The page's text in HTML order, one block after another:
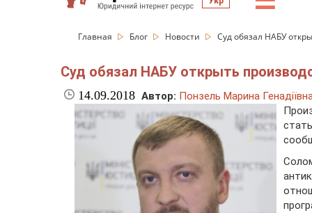
Главная Блог Новости Суд обязал НАБУ
Суд обязал НАБУ открыть
14.09.2018 Автор: Понзель Марина